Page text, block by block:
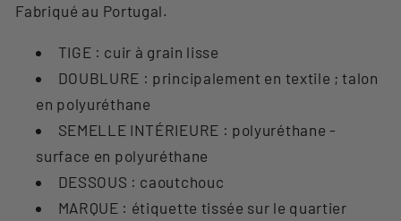
Fabriqué au Portugal.
TIGE : cuir à grain lisse
DOUBLURE : principalement en textile ; talon
en polyuréthane
SEMELLE INTÉRIEURE : polyuréthane -
surface en polyuréthane
DESSOUS : caoutchouc
MARQUE : étiquette tissée sur le quartier